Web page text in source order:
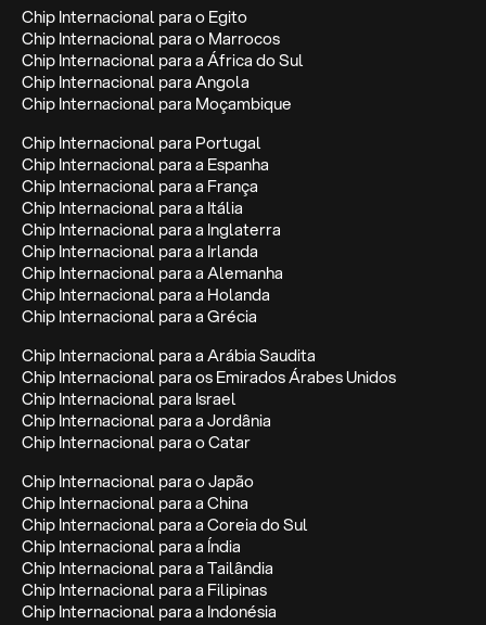
Chip Internacional para o Egito
Chip Internacional para o Marrocos
Chip Internacional para a África do Sul
Chip Internacional para Angola
Chip Internacional para Moçambique
Chip Internacional para Portugal
Chip Internacional para a Espanha
Chip Internacional para a França
Chip Internacional para a Itália
Chip Internacional para a Inglaterra
Chip Internacional para a Irlanda
Chip Internacional para a Alemanha
Chip Internacional para a Holanda
Chip Internacional para a Grécia
Chip Internacional para a Arábia Saudita
Chip Internacional para os Emirados Árabes Unidos
Chip Internacional para Israel
Chip Internacional para a Jordânia
Chip Internacional para o Catar
Chip Internacional para o Japão
Chip Internacional para a China
Chip Internacional para a Coreia do Sul
Chip Internacional para a Índia
Chip Internacional para a Tailândia
Chip Internacional para a Filipinas
Chip Internacional para a Indonésia